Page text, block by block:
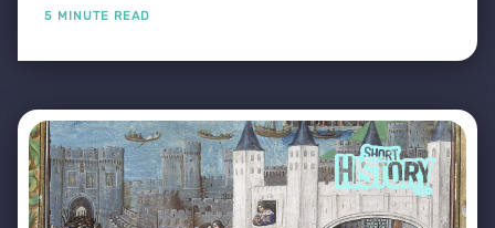
5 MINUTE READ